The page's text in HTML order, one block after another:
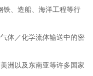
、造船、海洋工程等行
体／化学流体输送中的密
洲以及东南亚等许多国家